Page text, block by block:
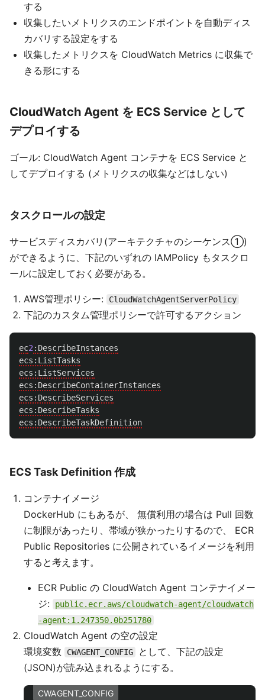
する
収集したいメトリクスのエンドポイントを自動ディス
カバリする設定をする
収集したメトリクスを CloudWatch Metrics に収集で
きる形にする
CloudWatch Agent を ECS Service として
デプロイする
ゴール: CloudWatch Agent コンテナを ECS Service と
してデプロイする (メトリクスの収集などはしない)
タスクロールの設定
サービスディスカバリ(アーキテクチャのシーケンス①)
ができるように、下記のいずれの IAMPolicy もタスクロ
ールに設定しておく必要がある。
AWS管理ポリシー: CloudWatchAgentServerPolicy
下記のカスタム管理ポリシーで許可するアクション
ec2:DescribeInstances
ecs:ListTasks
ecs:ListServices
ecs:DescribeContainerInstances
ecs:DescribeServices
ecs:DescribeTasks
ecs:DescribeTaskDefinition
ECS Task Definition 作成
コンテナイメージ
DockerHub にもあるが、 無償利用の場合は Pull 回数
に制限があったり、帯域が狭かったりするので、 ECR
Public Repositories に公開されているイメージを利用
すると考えます。
ECR Public の CloudWatch Agent コンテナイメー
ジ:
public.ecr.aws/cloudwatch-agent/cloudwatch
-agent:1.247350.0b251780
CloudWatch Agent の空の設定
環境変数
CWAGENT_CONFIG
として、下記の設定
(JSON)が読み込まれるようにする。
CWAGENT_CONFIG